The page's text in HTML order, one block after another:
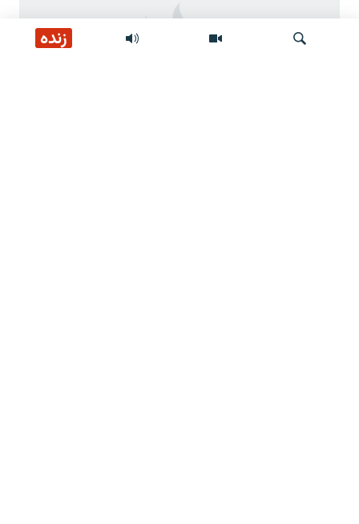
زنده